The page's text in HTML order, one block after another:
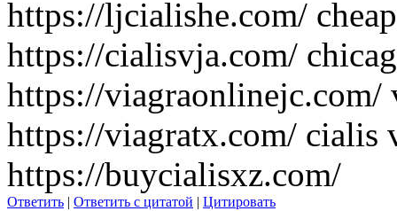
https://ljcialishe.com/
https://cialisvja.com/
https://viagraonlinejc.com/
https://viagratx.com/ cialis
https://buycialisxz.com/
Ответить | Ответить с цитатой | Цитировать